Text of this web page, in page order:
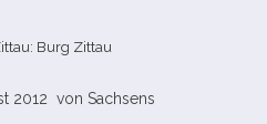
Burg Zittau
2012 von Sachsens